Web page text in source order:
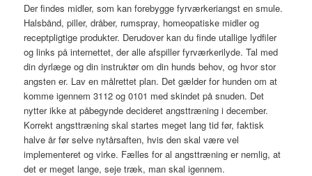
Der findes midler, som kan forebygge fyrværkeriangst en smule.
Halsbånd, piller, dråber, rumspray, homeopatiske midler og
receptpligtige produkter. Derudover kan du finde utallige lydfiler
og links på internettet, der alle afspiller fyrværkerilyde. Tal med
din dyrlæge og din instruktør om din hunds behov, og hvor stor
angsten er. Lav en målrettet plan. Det gælder for hunden om at
komme igennem 3112 og 0101 med skindet på snuden. Det
nytter ikke at påbegynde decideret angsttræning i december.
Korrekt angsttræning skal startes meget lang tid før, faktisk
halve år før selve nytårsaften, hvis den skal være vel
implementeret og virke. Fælles for al angsttræning er nemlig, at
det er meget lange, seje træk, man skal igennem.